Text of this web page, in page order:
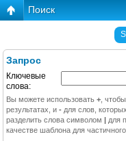
Поиск
Запрос
Ключевые
слова:
Вы можете использовать + ,
результатах, и - для слов,
разделить слова символом | для
качестве шаблона для